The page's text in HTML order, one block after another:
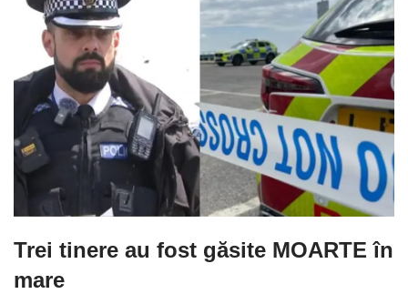
Trei tinere au fost găsite MOARTE în
mare